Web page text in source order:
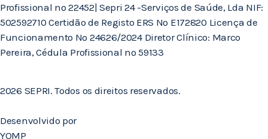
Profissional nº 22452| Sepri 24 -Serviços de Saúde, Lda NIF:
502592710 Certidão de Registo ERS Nº E172820 Licença de
Funcionamento Nº 24626/2024 Diretor Clínico: Marco
Pereira, Cédula Profissional nº 59133
2026 SEPRI. Todos os direitos reservados.
Desenvolvido por
YOMP